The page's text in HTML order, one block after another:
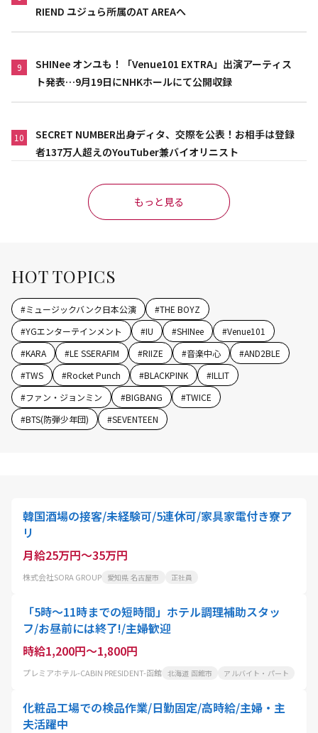
RIEND ユジュら所属のAT AREAへ
9
SHINee オンユも！「Venue101 EXTRA」出演アーティス
ト発表…9月19日にNHKホールにて公開収録
10
SECRET NUMBER出身ディタ、交際を公表！お相手は登録
者137万人超えのYouTuber兼バイオリニスト
もっと見る
HOT TOPICS
#ミュージックバンク日本公演 #THE BOYZ
#YGエンターテインメント #IU #SHINee #Venue101
#KARA #LE SSERAFIM #RIIZE #音楽中心 #AND2BLE
#TWS #Rocket Punch #BLACKPINK #ILLIT
#ファン・ジョンミン #BIGBANG #TWICE
#BTS(防弾少年団) #SEVENTEEN
韓国酒場の接客/未経験可/5連休可/家具家電付き寮ア
リ
月給25万円～35万円
株式会社SORA GROUP 愛知県 名古屋市 正社員
「5時〜11時までの短時間」ホテル調理補助スタッ
フ/お昼前には終了!/主婦歓迎
時給1,200円～1,800円
プレミアホテル-CABIN PRESIDENT-函館 北海道 函館市 アルバイト・パート
化粧品工場での検品作業/日勤固定/高時給/主婦・主
夫活躍中